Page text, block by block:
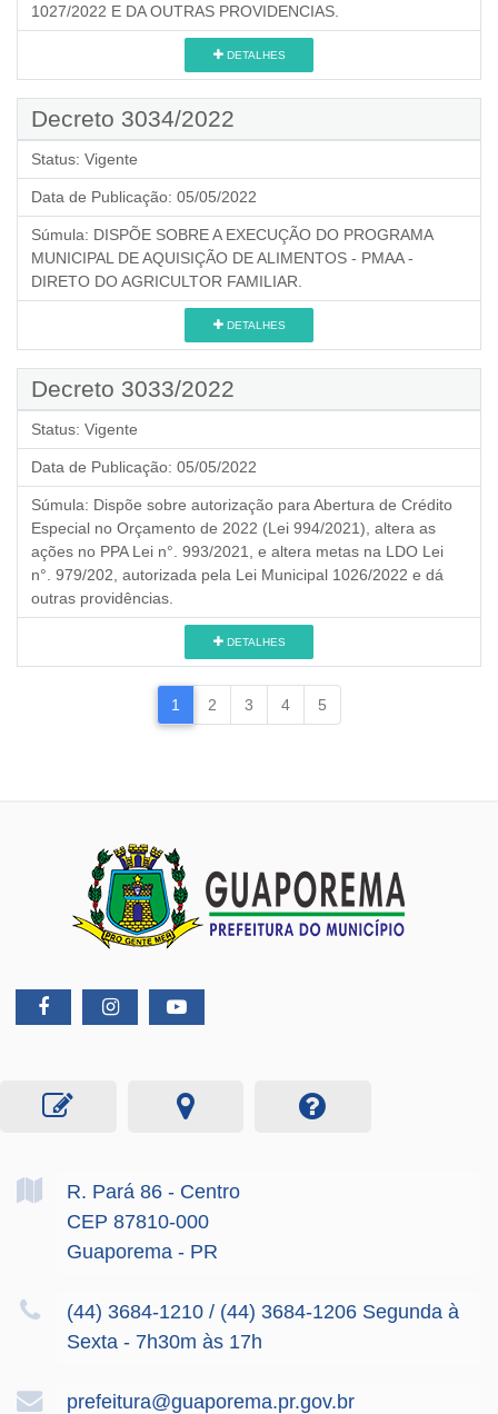
1027/2022 E DA OUTRAS PROVIDENCIAS.
DETALHES
Decreto 3034/2022
Status: Vigente
Data de Publicação: 05/05/2022
Súmula: DISPÕE SOBRE A EXECUÇÃO DO PROGRAMA
MUNICIPAL DE AQUISIÇÃO DE ALIMENTOS - PMAA -
DIRETO DO AGRICULTOR FAMILIAR.
DETALHES
Decreto 3033/2022
Status: Vigente
Data de Publicação: 05/05/2022
Súmula: Dispõe sobre autorização para Abertura de Crédito
Especial no Orçamento de 2022 (Lei 994/2021), altera as
ações no PPA Lei n°. 993/2021, e altera metas na LDO Lei
n°. 979/202, autorizada pela Lei Municipal 1026/2022 e dá
outras providências.
DETALHES
1 2 3 4 5
R. Pará 86 - Centro
CEP 87810-000
Guaporema - PR
(44) 3684-1210 / (44) 3684-1206 Segunda à
Sexta - 7h30m às 17h
prefeitura@guaporema.pr.gov.br